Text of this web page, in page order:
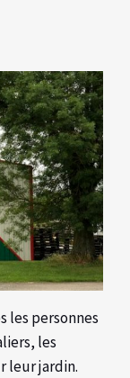
les personnes
les
leur jardin.